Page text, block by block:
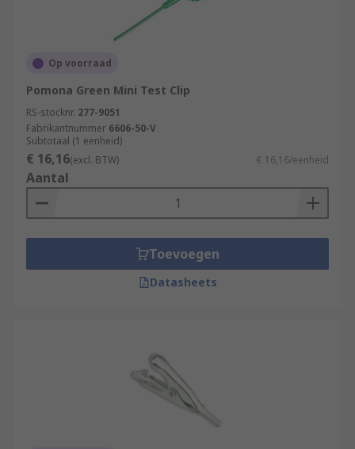
Op voorraad
Pomona Green Mini Test Clip
RS-stocknr. 277-9051
Fabrikantnummer 6606-50-V
Subtotaal (1 eenheid)
€ 16,16(excl. BTW) € 16,16/eenheid
Aantal
Toevoegen
Datasheets